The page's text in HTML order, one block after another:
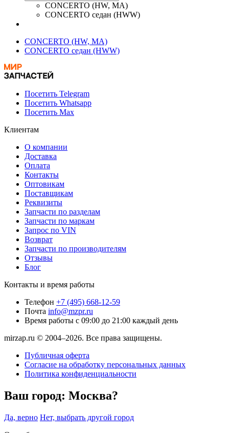
CONCERTO (HW, MA)
CONCERTO седан (HWW)
CONCERTO (HW, MA)
CONCERTO седан (HWW)
Посетить Telegram
Посетить Whatsapp
Посетить Max
Клиентам
О компании
Доставка
Оплата
Контакты
Оптовикам
Поставщикам
Реквизиты
Запчасти по разделам
Запчасти по маркам
Запрос по VIN
Возврат
Запчасти по производителям
Отзывы
Блог
Контакты и время работы
Телефон +7 (495) 668-12-59
Почта info@mzpr.ru
Время работы с 09:00 до 21:00 каждый день
mirzap.ru © 2004–2026. Все права защищены.
Публичная оферта
Согласие на обработку персональных данных
Политика конфиденциальности
Ваш город: Москва?
Да, верно Нет, выбрать другой город